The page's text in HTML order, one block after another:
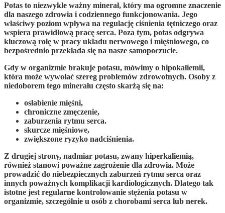
Potas to niezwykle ważny minerał, który ma ogromne znaczenie
dla naszego zdrowia i codziennego funkcjonowania. Jego
właściwy poziom wpływa na regulację ciśnienia tętniczego oraz
wspiera prawidłową pracę serca. Poza tym, potas odgrywa
kluczową rolę w pracy układu nerwowego i mięśniowego, co
bezpośrednio przekłada się na nasze samopoczucie.
Gdy w organizmie brakuje potasu, mówimy o hipokaliemii,
która może wywołać szereg problemów zdrowotnych. Osoby z
niedoborem tego minerału często skarżą się na:
osłabienie mięśni,
chroniczne zmęczenie,
zaburzenia rytmu serca.
skurcze mięśniowe,
zwiększone ryzyko nadciśnienia.
Z drugiej strony, nadmiar potasu, zwany hiperkaliemią,
również stanowi poważne zagrożenie dla zdrowia. Może
prowadzić do niebezpiecznych zaburzeń rytmu serca oraz
innych poważnych komplikacji kardiologicznych. Dlatego tak
istotne jest regularne kontrolowanie stężenia potasu w
organizmie, szczególnie u osób z chorobami serca lub nerek.